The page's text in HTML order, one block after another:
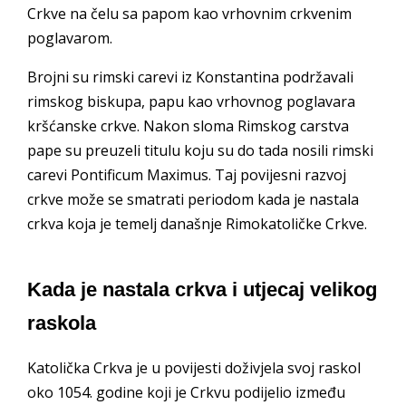
Crkve na čelu sa papom kao vrhovnim crkvenim
poglavarom.
Brojni su rimski carevi iz Konstantina podržavali
rimskog biskupa, papu kao vrhovnog poglavara
kršćanske crkve. Nakon sloma Rimskog carstva
pape su preuzeli titulu koju su do tada nosili rimski
carevi Pontificum Maximus. Taj povijesni razvoj
crkve može se smatrati periodom kada je nastala
crkva koja je temelj današnje Rimokatoličke Crkve.
Kada je nastala crkva i utjecaj velikog
raskola
Katolička Crkva je u povijesti doživjela svoj raskol
oko 1054. godine koji je Crkvu podijelio između